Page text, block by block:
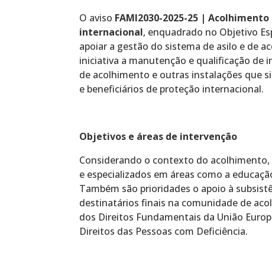
O aviso FAMI2030-2025-25 |
internacional, enquadrado no Objetivo
apoiar a gestão do sistema de asilo e de
iniciativa a manutenção e qualificação de
de acolhimento e outras instalações que
e beneficiários de proteção internacional.
Objetivos e áreas de intervenção
Considerando o contexto do
e especializados em áreas como a
Também são prioridades o apoio à
destinatários finais na comunidade de
dos Direitos Fundamentais da União
Direitos das Pessoas com Deficiência.